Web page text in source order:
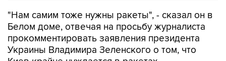
"Нам самим тоже нужны ракеты", - сказал он в
Белом доме, отвечая на просьбу журналиста
прокомментировать заявления президента
Украины Владимира Зеленского о том, что